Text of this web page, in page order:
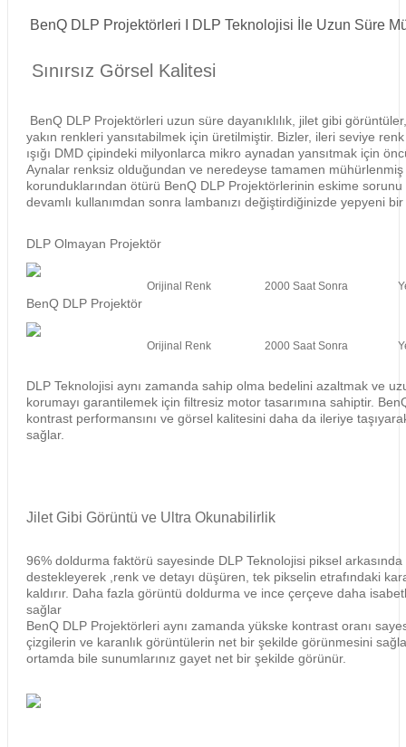
BenQ DLP Projektörleri I DLP Teknolojisi İle Uzun Süre
Sınırsız Görsel Kalitesi
BenQ DLP Projektörleri uzun süre dayanıklılık, jilet gibi
yakın renkleri yansıtabilmek için üretilmiştir. Bizler, ileri seviye
ışığı DMD çipindeki milyonlarca mikro aynadan yansıtmak için
Aynalar renksiz olduğundan ve neredeyse tamamen
korunduklarından ötürü BenQ DLP Projektörlerinin eskime sorunu
devamlı kullanımdan sonra lambanızı değiştirdiğinizde yepyeni
DLP Olmayan Projektör
Orijinal Renk 2000 Saat Sonra
BenQ DLP Projektör
Orijinal Renk 2000 Saat Sonra
DLP Teknolojisi aynı zamanda sahip olma bedelini azaltmak ve
korumayı garantilemek için filtresiz motor tasarımına sahiptir.
kontrast performansını ve görsel kalitesini daha da ileriye
sağlar.
Jilet Gibi Görüntü ve Ultra Okunabilirlik
96% doldurma faktörü sayesinde DLP Teknolojisi piksel
destekleyerek ,renk ve detayı düşüren, tek pikselin etrafındaki
kaldırır. Daha fazla görüntü doldurma ve ince çerçeve daha
sağlar
BenQ DLP Projektörleri aynı zamanda yükske kontrast oranı
çizgilerin ve karanlık görüntülerin net bir şekilde görünmesini
ortamda bile sunumlarınız gayet net bir şekilde görünür.